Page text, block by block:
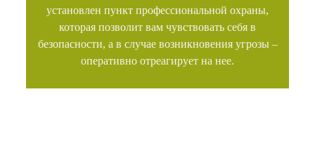
установлен пункт профессиональной охраны,
которая позволит вам чувствовать себя в
безопасности, а в случае возникновения угрозы –
оперативно отреагирует на нее.